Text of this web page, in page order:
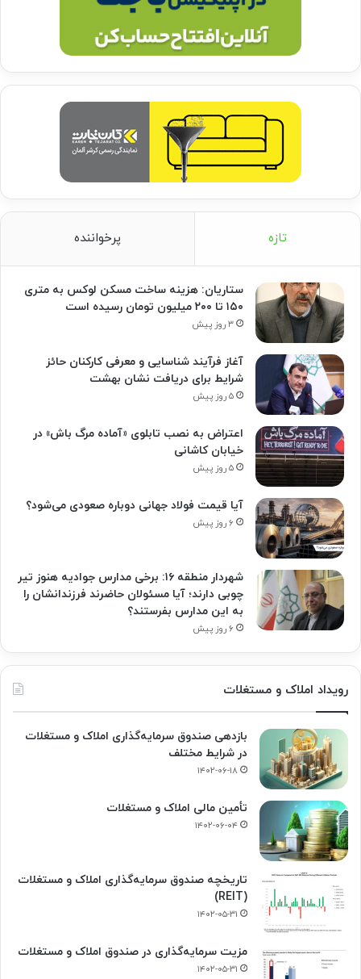
تازه پرخواننده
ستاریان: هزینه ساخت مسکن لوکس به متری
۱۵۰ تا ۲۰۰ میلیون تومان رسیده است
۳ روز پیش
آغاز فرآیند شناسایی و معرفی کارکنان حائز
شرایط برای دریافت نشان بهشت
۵ روز پیش
اعتراض به نصب تابلوی «آماده مرگ باش» در
خیابان کاشانی
۵ روز پیش
آیا قیمت فولاد جهانی دوباره صعودی می‌شود؟
۶ روز پیش
شهردار منطقه ۱۶: برخی مدارس جوادیه هنوز تیر
چوبی دارند؛ آیا مسئولان حاضرند فرزندانشان را
به این مدارس بفرستند؟
۶ روز پیش
رویداد املاک و مستغلات
بازدهی صندوق سرمایه‌گذاری املاک و مستغلات
در شرایط مختلف
۱۴۰۲-۰۶-۱۸
تأمین مالی املاک و مستغلات
۱۴۰۲-۰۶-۰۴
تاریخچه صندوق سرمایه‌گذاری املاک و مستغلات
(REIT)
۱۴۰۲-۰۵-۳۱
مزیت سرمایه‌گذاری در صندوق املاک و مستغلات
۱۴۰۲-۰۵-۳۱